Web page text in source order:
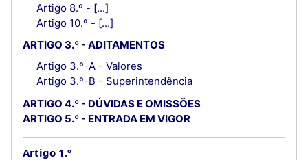
Artigo 8.º - [...]
Artigo 10.º - [...]
ARTIGO 3.º - ADITAMENTOS
Artigo 3.º-A - Valores
Artigo 3.º-B - Superintendência
ARTIGO 4.º - DÚVIDAS E OMISSÕES
ARTIGO 5.º - ENTRADA EM VIGOR
Artigo 1.º